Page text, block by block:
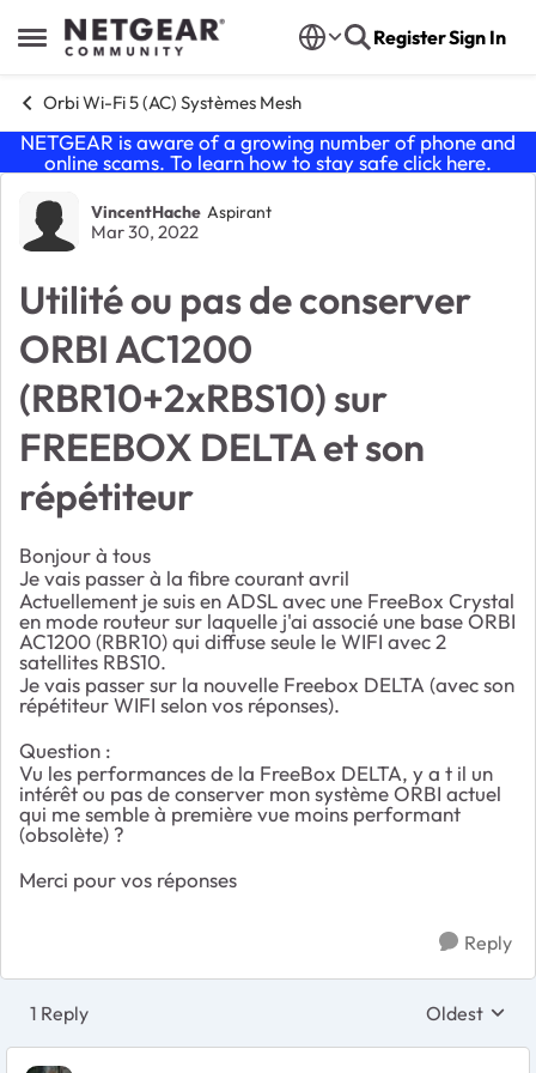
Open Side Menu
Skip to content RegisterSign In
Orbi Wi-Fi 5 (AC) Systèmes Mesh
NETGEAR is aware of a growing number of phone and
online scams. To learn how to stay safe click here.
Forum Discussion
VincentHache Aspirant
Mar 30, 2022
Utilité ou pas de conserver
ORBI AC1200
(RBR10+2xRBS10) sur
FREEBOX DELTA et son
répétiteur
Bonjour à tous
Je vais passer à la fibre courant avril
Actuellement je suis en ADSL avec une FreeBox Crystal
en mode routeur sur laquelle j'ai associé une base ORBI
AC1200 (RBR10) qui diffuse seule le WIFI avec 2
satellites RBS10.
Je vais passer sur la nouvelle Freebox DELTA (avec son
répétiteur WIFI selon vos réponses).
Question :
Vu les performances de la FreeBox DELTA, y a t il un
intérêt ou pas de conserver mon système ORBI actuel
qui me semble à première vue moins performant
(obsolète) ?
Merci pour vos réponses
Reply
1 Reply Replies
Oldest